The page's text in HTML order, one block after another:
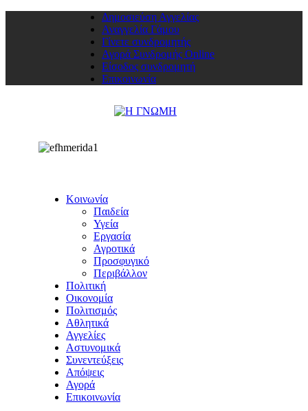
Δημοσιεύση Αγγελίας
Αναγγελία Γάμου
Γίνετε συνδρομητής
Αγορά Συνδρομής Online
Είσοδος συνδρομητή
Επικοινωνία
Κοινωνία
Παιδεία
Υγεία
Εργασία
Αγροτικά
Προσφυγικό
Περιβάλλον
Πολιτική
Οικονομία
Πολιτισμός
Αθλητικά
Αγγελίες
Αστυνομικά
Συνεντεύξεις
Απόψεις
Αγορά
Επικοινωνία